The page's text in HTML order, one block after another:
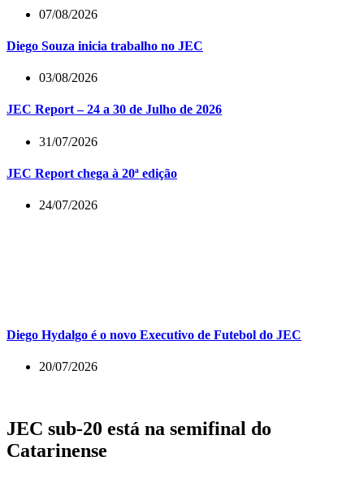
07/08/2026
Diego Souza inicia trabalho no JEC
03/08/2026
JEC Report – 24 a 30 de Julho de 2026
31/07/2026
JEC Report chega à 20ª edição
24/07/2026
Diego Hydalgo é o novo Executivo de Futebol do JEC
20/07/2026
JEC sub-20 está na semifinal do
Catarinense